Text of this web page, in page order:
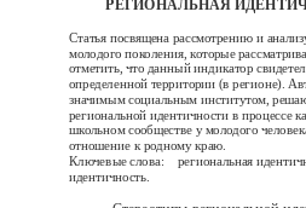
РЕГИОНАЛЬНАЯ
Статья посвящена рассмотрению и
молодого поколения, которые
отметить, что данный индикатор
определенной территории (в регионе).
значимым социальным институтом,
региональной идентичности в процессе
школьном сообществе у молодого
отношение к родному краю.
Ключевые слова:
региональная
идентичность.